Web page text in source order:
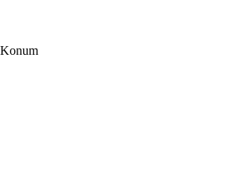
Konum